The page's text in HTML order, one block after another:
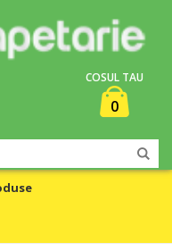
COSUL TAU
0